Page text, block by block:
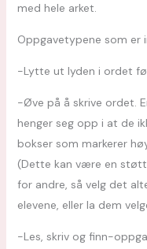
med hele arket.
Oppgavetypene som er
-Lytte ut lyden i ordet
-Øve på å skrive ordet.
henger seg opp i at de
bokser som markerer
(Dette kan være en
for andre, så velg det
elevene, eller la dem
-Les, skriv og finn-